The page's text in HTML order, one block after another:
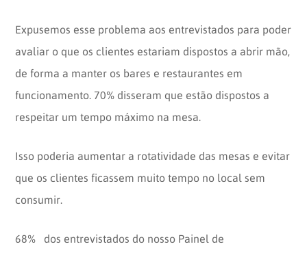
Expusemos esse problema aos entrevistados para poder
avaliar o que os clientes estariam dispostos a abrir mão,
de forma a manter os bares e restaurantes em
funcionamento. 70% disseram que estão dispostos a
respeitar um tempo máximo na mesa.
Isso poderia aumentar a rotatividade das mesas e evitar
que os clientes ficassem muito tempo no local sem
consumir.
68% dos entrevistados do nosso Painel de